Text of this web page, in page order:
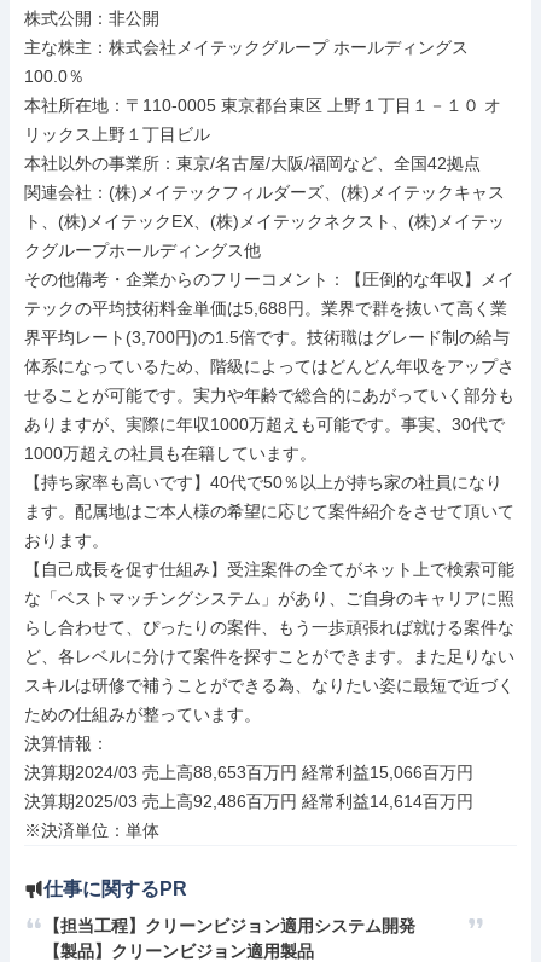
株式公開：非公開
主な株主：株式会社メイテックグループ ホールディングス
100.0％
本社所在地：〒110-0005 東京都台東区 上野１丁目１－１０ オ
リックス上野１丁目ビル
本社以外の事業所：東京/名古屋/大阪/福岡など、全国42拠点
関連会社：(株)メイテックフィルダーズ、(株)メイテックキャス
ト、(株)メイテックEX、(株)メイテックネクスト、(株)メイテッ
クグループホールディングス他
その他備考・企業からのフリーコメント：【圧倒的な年収】メイ
テックの平均技術料金単価は5,688円。業界で群を抜いて高く業
界平均レート(3,700円)の1.5倍です。技術職はグレード制の給与
体系になっているため、階級によってはどんどん年収をアップさ
せることが可能です。実力や年齢で総合的にあがっていく部分も
ありますが、実際に年収1000万超えも可能です。事実、30代で
1000万超えの社員も在籍しています。
【持ち家率も高いです】40代で50％以上が持ち家の社員になり
ます。配属地はご本人様の希望に応じて案件紹介をさせて頂いて
おります。
【自己成長を促す仕組み】受注案件の全てがネット上で検索可能
な「ベストマッチングシステム」があり、ご自身のキャリアに照
らし合わせて、ぴったりの案件、もう一歩頑張れば就ける案件な
ど、各レベルに分けて案件を探すことができます。また足りない
スキルは研修で補うことができる為、なりたい姿に最短で近づく
ための仕組みが整っています。
決算情報：
決算期2024/03 売上高88,653百万円 経常利益15,066百万円
決算期2025/03 売上高92,486百万円 経常利益14,614百万円
※決済単位：単体
仕事に関するPR
【担当工程】クリーンビジョン適用システム開発
【製品】クリーンビジョン適用製品